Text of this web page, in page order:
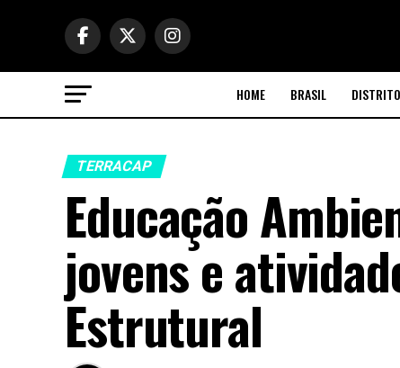
HOME BRASIL
TERRACAP
Educação
jovens e
Estrutural